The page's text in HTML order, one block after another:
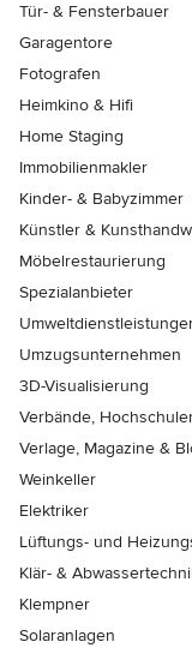
Tür- & Fensterbauer
Garagentore
Fotografen
Heimkino & Hifi
Home Staging
Immobilienmakler
Kinder- & Babyzimmer
Künstler &
Möbelrestaurierung
Spezialanbieter
Umzugsunternehmen
3D-Visualisierung
Verbände,
Verlage, Magazine &
Weinkeller
Elektriker
Lüftungs- und
Klär- &
Klempner
Solaranlagen